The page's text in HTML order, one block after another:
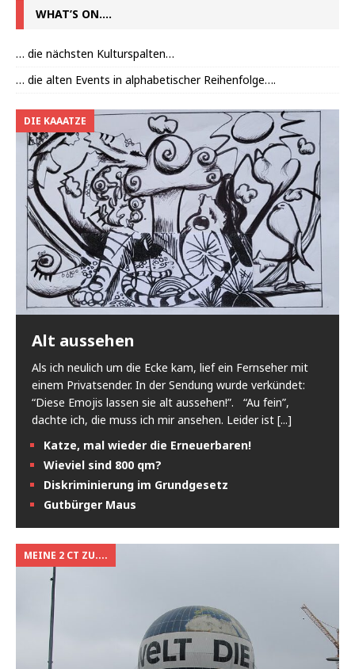
WHAT’S ON….
… die nächsten Kulturspalten…
… die alten Events in alphabetischer Reihenfolge….
DIE KAAATZE
Alt aussehen
Als ich neulich um die Ecke kam, lief ein Fernseher mit
einem Privatsender. In der Sendung wurde verkündet:
“Diese Emojis lassen sie alt aussehen!”. “Au fein”,
dachte ich, die muss ich mir ansehen. Leider ist [...]
Katze, mal wieder die Erneuerbaren!
Wieviel sind 800 qm?
Diskriminierung im Grundgesetz
Gutbürger Maus
MEINE 2 CT ZU....